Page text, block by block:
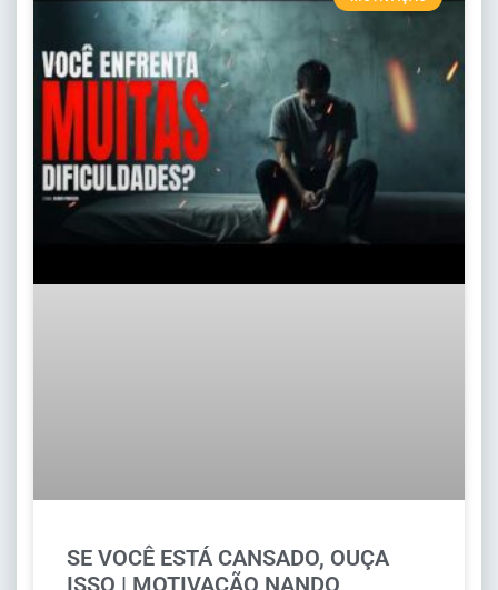
SE VOCÊ ESTÁ CANSADO, OUÇA
ISSO | MOTIVAÇÃO NANDO